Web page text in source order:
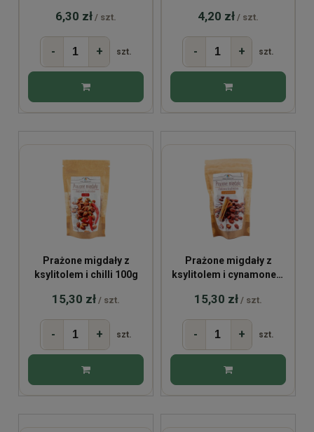
6,30 zł / szt.
- + szt.
himalajską 20g
4,20 zł / szt.
- + szt.
Prażone migdały z
ksylitolem i chilli 100g
15,30 zł / szt.
- + szt.
Prażone migdały z
ksylitolem i cynamonem
15,30 zł / szt.
- + szt.